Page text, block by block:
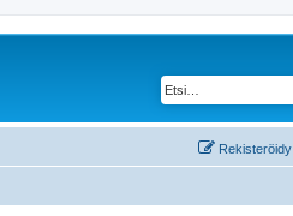
Rekisteröidy